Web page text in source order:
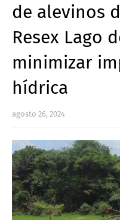
de alevinos
Resex Lago
minimizar
hídrica
agosto 26, 2024